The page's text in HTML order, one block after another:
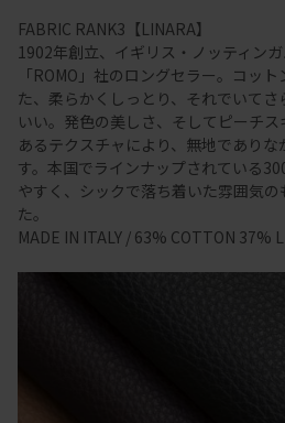
FABRIC RANK3【LINARA】
1902年創立、イギリス・ノッティン
「ROMO」社のロングセラー。コッ
た、柔らかくしっとり、それでいて
いい。発色の美しさ、そしてピーチ
あるテクスチャにより、無地であり
す。本国でラインナップされている
やすく、シックで落ち着いた雰囲気
た。
MADE IN ITALY / 63% COTTON 37%